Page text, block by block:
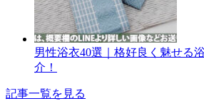
男性浴衣40選｜格好良く魅せる
介！
記事一覧を見る